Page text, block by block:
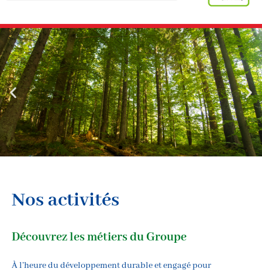
Nos activités
Découvrez les métiers du Groupe
À l’heure du développement durable et engagé pour